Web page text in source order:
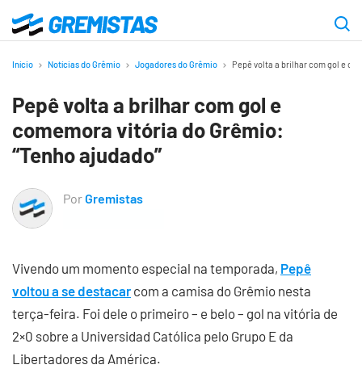
para
principal
Gremistas
Início Notícias do Grêmio Jogadores do Grêmio Pepê volta a brilhar com gol e
Pepê volta a brilhar com gol e
comemora vitória do Grêmio:
“Tenho ajudado”
PorGremistas
Vivendo um momento especial na temporada, Pepê
voltou a se destacar com a camisa do Grêmio nesta
terça-feira. Foi dele o primeiro – e belo – gol na vitória de
2×0 sobre a Universidad Católica pelo Grupo E da
Libertadores da América.